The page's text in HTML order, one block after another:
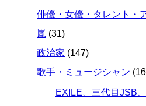
俳優・女優・タレント・
嵐 (31)
政治家 (147)
歌手・ミュージシャン
EXILE、三代目JSB